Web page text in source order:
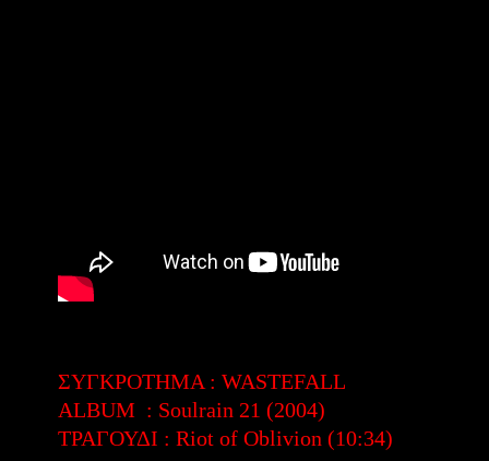
ΣΥΓΚΡΟΤΗΜΑ : WASTEFALL
ALBUM : Soulrain 21 (2004)
ΤΡΑΓΟΥΔΙ : Riot of Oblivion (10:34)